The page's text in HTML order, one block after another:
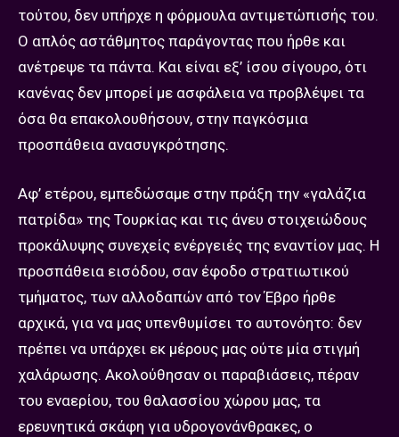
τούτου, δεν υπήρχε η φόρμουλα αντιμετώπισής του.
Ο απλός αστάθμητος παράγοντας που ήρθε και
ανέτρεψε τα πάντα. Και είναι εξ’ ίσου σίγουρο, ότι
κανένας δεν μπορεί με ασφάλεια να προβλέψει τα
όσα θα επακολουθήσουν, στην παγκόσμια
προσπάθεια ανασυγκρότησης.
Αφ’ ετέρου, εμπεδώσαμε στην πράξη την «γαλάζια
πατρίδα» της Τουρκίας και τις άνευ στοιχειώδους
προκάλυψης συνεχείς ενέργειές της εναντίον μας. Η
προσπάθεια εισόδου, σαν έφοδο στρατιωτικού
τμήματος, των αλλοδαπών από τον Έβρο ήρθε
αρχικά, για να μας υπενθυμίσει το αυτονόητο: δεν
πρέπει να υπάρχει εκ μέρους μας ούτε μία στιγμή
χαλάρωσης. Ακολούθησαν οι παραβιάσεις, πέραν
του εναερίου, του θαλασσίου χώρου μας, τα
ερευνητικά σκάφη για υδρογονάνθρακες, ο